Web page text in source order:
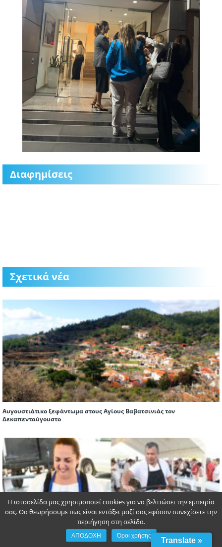
Διαφημίσεις
Σχετικά νέα
Αυγουστιάτικο ξεφάντωμα στους Αγίους Βαβατσινιάς τον
Δεκαπενταύγουστο
Translate »
Η ιστοσελίδα μας χρησιμοποιεί cookies για να βελτιώσει την εμπειρία
σας. Θα θεωρήσουμε πως είναι εντάξει μαζί σας εφόσον συνεχίσετε την
περιήγηση στη σελίδα.
ΑΠΟΔΟΧΗ Όροι χρήσης